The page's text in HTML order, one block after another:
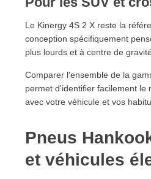
Le Kinergy 4S 2 X reste la
conception spécifiquement
plus lourds et à centre de
Comparer l'ensemble de la
permet d'identifier facilement le
avec votre véhicule et vos
Pneus
et véhicules